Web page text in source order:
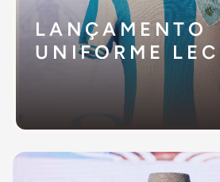
LANÇAMENTO
UNIFORME LEC